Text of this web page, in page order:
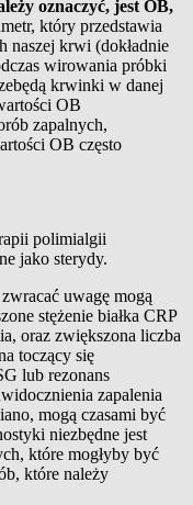
oznaczyć, jest OB,
który przedstawia
naszej krwi (dokładnie
wirowania próbki
krwinki w danej
OB
zapalnych,
OB często
polimialgii
jako sterydy.
uwagę mogą
stężenie białka CRP
oraz zwiększona liczba
toczący się
lub rezonans
zapalenia
mogą czasami być
niezbędne jest
które mogłyby być
które należy